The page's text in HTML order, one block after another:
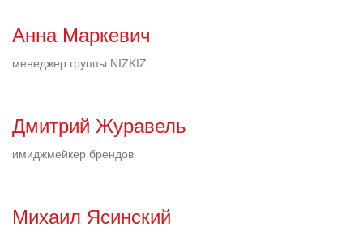
Анна Маркевич
менеджер группы NIZKIZ
Дмитрий Журавель
имиджмейкер брендов
Михаил Ясинский